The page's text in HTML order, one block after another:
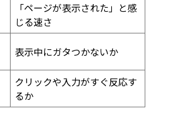
「ページが表示された」と感
じる速さ
表示中にガタつかないか
クリックや入力がすぐ反応す
るか